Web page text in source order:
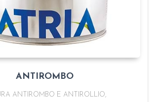
ANTIROMBO
ANTIROMBO E ANTIROLLIO,